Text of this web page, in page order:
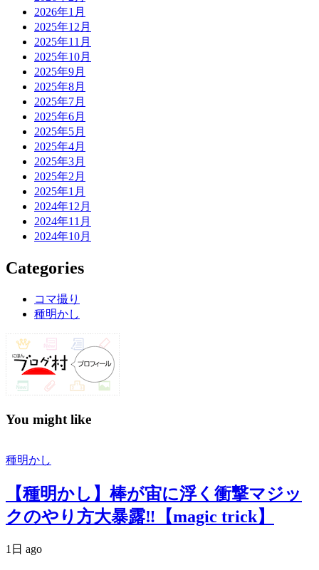
2026年1月
2025年12月
2025年11月
2025年10月
2025年9月
2025年8月
2025年7月
2025年6月
2025年5月
2025年4月
2025年3月
2025年2月
2025年1月
2024年12月
2024年11月
2024年10月
Categories
コマ撮り
種明かし
You might like
種明かし
【種明かし】棒が宙に浮く衝撃マジッ
クのやり方大暴露‼️【magic trick】
1日 ago